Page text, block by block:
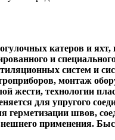
катеров и яхт,
и
систем и
монтаж
жести, технологии
для упругого
герметизации швов,
применения.